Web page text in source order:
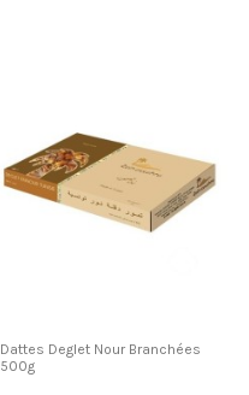
Dattes Deglet Nour Branchées
500g